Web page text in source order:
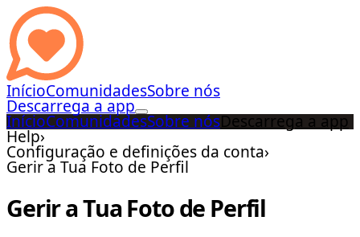
InícioComunidadesSobre nós
Descarrega a app
InícioComunidadesSobre nósDescarrega a app
Help›
Configuração e definições da conta›
Gerir a Tua Foto de Perfil
Gerir a Tua Foto de Perfil